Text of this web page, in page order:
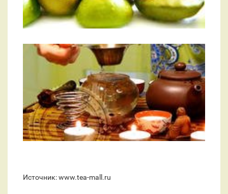
Источник: www.tea-mall.ru